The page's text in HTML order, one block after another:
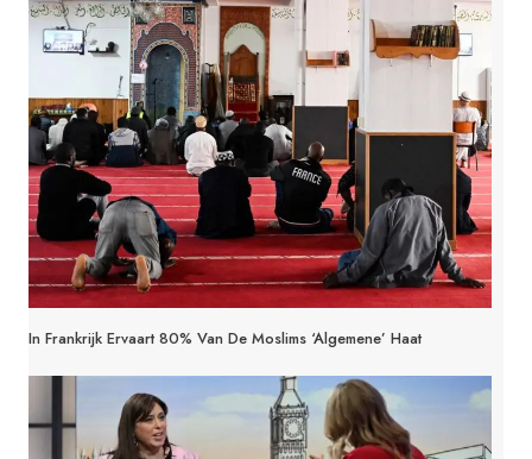
In Frankrijk Ervaart 80% Van De Moslims ‘algemene’ Haat